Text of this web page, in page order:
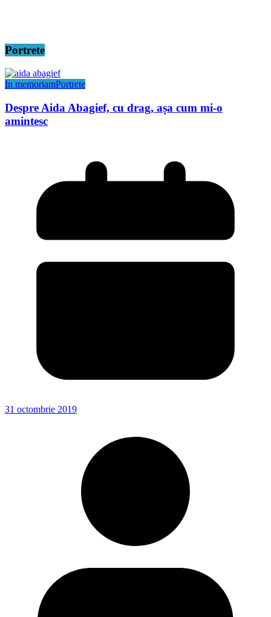
Portrete
In memoriamPortrete
Despre Aida Abagief, cu drag, așa cum mi-o
amintesc
31 octombrie 2019